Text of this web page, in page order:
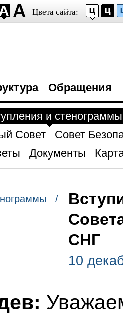
Цвета сайта:
Обращения
и стенограммы
Совет
Совет
Документы
/
СНГ
10